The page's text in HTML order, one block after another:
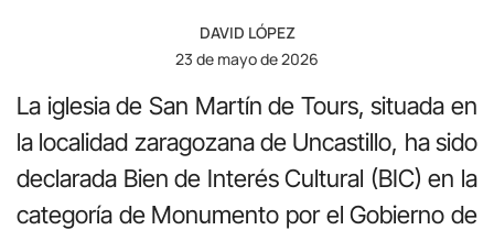
DAVID LÓPEZ
23 de mayo de 2026
La iglesia de San Martín de Tours, situada en
la localidad zaragozana de Uncastillo, ha sido
declarada Bien de Interés Cultural (BIC) en la
categoría de Monumento por el Gobierno de